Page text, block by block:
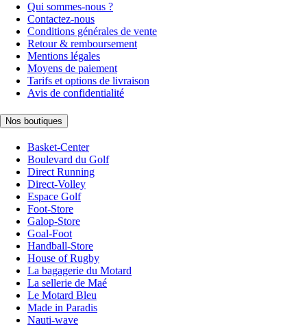
Qui sommes-nous ?
Contactez-nous
Conditions générales de vente
Retour & remboursement
Mentions légales
Moyens de paiement
Tarifs et options de livraison
Avis de confidentialité
Nos boutiques
Basket-Center
Boulevard du Golf
Direct Running
Direct-Volley
Espace Golf
Foot-Store
Galop-Store
Goal-Foot
Handball-Store
House of Rugby
La bagagerie du Motard
La sellerie de Maé
Le Motard Bleu
Made in Paradis
Nauti-wave